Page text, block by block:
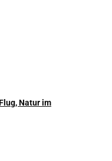
Natur im